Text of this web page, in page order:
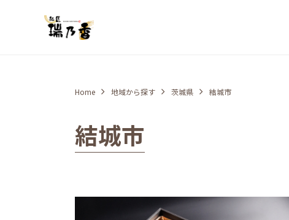
Home 地域から探す 茨城県 結城市
結城市